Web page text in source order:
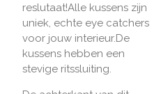
reslutaat!Alle kussens zijn
uniek, echte eye catchers
voor jouw interieur.De
kussens hebben een
stevige ritssluiting.